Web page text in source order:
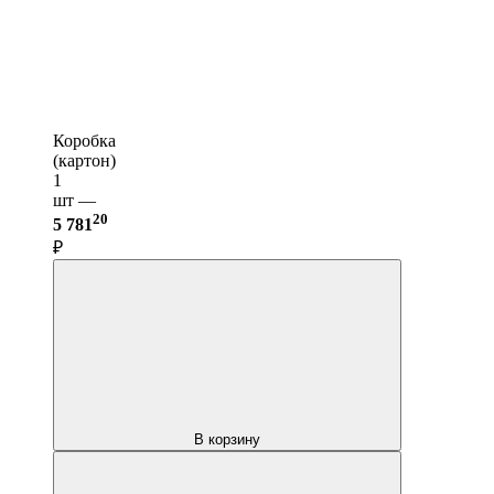
Коробка
(картон)
1
шт —
5 78120
₽
В корзину